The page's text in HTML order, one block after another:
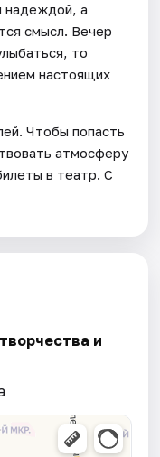
надеждой, а
смысл. Вечер
то
настоящих
Чтобы попасть
атмосферу
в театр. С
и